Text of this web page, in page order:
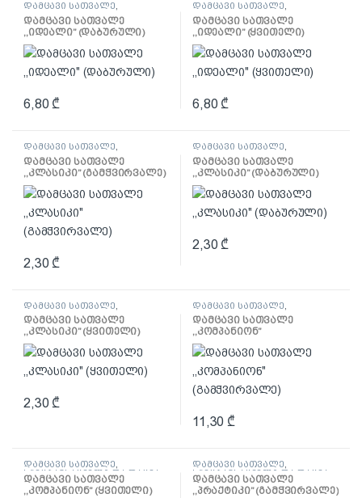
დამცავი სათვალე
სპეცტანსაცმელი და დაცვა
დამცავი სათვალე
,,იდეალი” (დაბურული)
6,80 ₾
დამცავი სათვალე
სპეცტანსაცმელი და დაცვა
დამცავი სათვალე
,,იდეალი” (ყვითელი)
6,80 ₾
დამცავი სათვალე
სპეცტანსაცმელი და დაცვა
დამცავი სათვალე
,,კლასიკი” (გამჭვირვალე)
2,30 ₾
დამცავი სათვალე
სპეცტანსაცმელი და დაცვა
დამცავი სათვალე
,,კლასიკი” (დაბურული)
2,30 ₾
დამცავი სათვალე
სპეცტანსაცმელი და დაცვა
დამცავი სათვალე
,,კლასიკი” (ყვითელი)
2,30₾
დამცავი სათვალე
სპეცტანსაცმელი და დაცვა
დამცავი სათვალე
,,კომპანიონ”
(გამჭვირვალე)
11,30₾
დამცავი სათვალე,
სპეცტანსაცმელი და დაცვა
დამცავი სათვალე
,,კომპანიონ” (ყვითელი)
დამცავი სათვალე,
სპეცტანსაცმელი და დაცვა
დამცავი სათვალე
,,პრაქტიკი” (გამჭვირვალე)